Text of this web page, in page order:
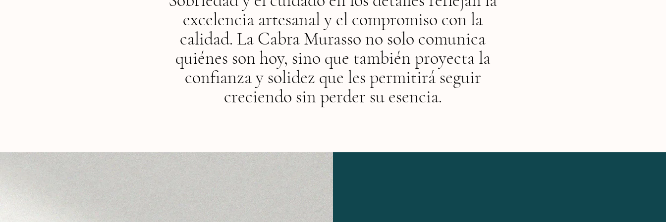
excelencia artesanal y el compromiso con la
calidad. La Cabra Murasso no solo comunica
quiénes son hoy, sino que también proyecta la
confianza y solidez que les permitirá seguir
creciendo sin perder su esencia.